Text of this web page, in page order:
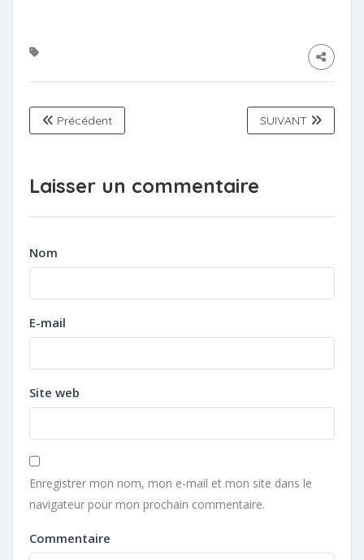
Précédent SUIVANT
Laisser un commentaire
Nom
E-mail
Site web
Enregistrer mon nom, mon e-mail et mon site dans le
navigateur pour mon prochain commentaire.
Commentaire